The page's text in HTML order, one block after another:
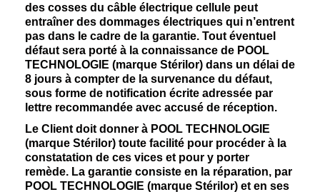
des cosses du câble électrique cellule peut
entraîner des dommages électriques qui n’entrent
pas dans le cadre de la garantie. Tout éventuel
défaut sera porté à la connaissance de POOL
TECHNOLOGIE (marque Stérilor) dans un délai de
8 jours à compter de la survenance du défaut,
sous forme de notification écrite adressée par
lettre recommandée avec accusé de réception.
Le Client doit donner à POOL TECHNOLOGIE
(marque Stérilor) toute facilité pour procéder à la
constatation de ces vices et pour y porter
remède. La garantie consiste en la réparation, par
POOL TECHNOLOGIE (marque Stérilor) et en ses